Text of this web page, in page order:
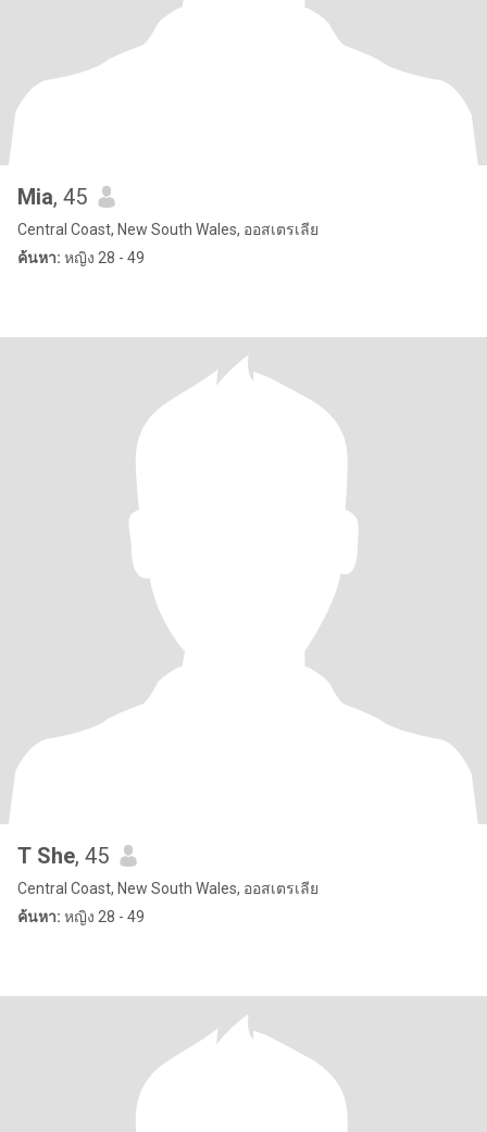
Mia, 45
Central Coast, New South Wales, ออสเตรเลีย
ค้นหา: หญิง 28 - 49
T She, 45
Central Coast, New South Wales, ออสเตรเลีย
ค้นหา: หญิง 28 - 49